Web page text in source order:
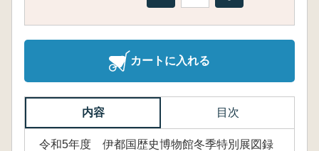
カートに入れる
内容 目次
令和5年度 伊都国歴史博物館冬季特別展図録